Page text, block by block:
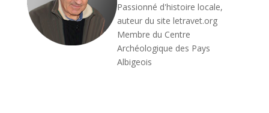
Passionné d'histoire locale,
auteur du site letravet.org
Membre du Centre
Archéologique des Pays
Albigeois